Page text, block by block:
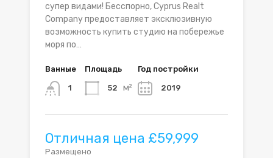
супер видами! Бесспорно, Cyprus Realt
Company предоставляет эксклюзивную
возможность купить студию на побережье
моря по…
Ванные
1
Площадь
52 м²
Год постройки
2019
Отличная цена £59,999
Размещено